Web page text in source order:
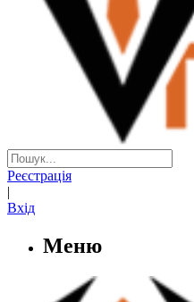
Реєстрація
|
Вхід
Меню